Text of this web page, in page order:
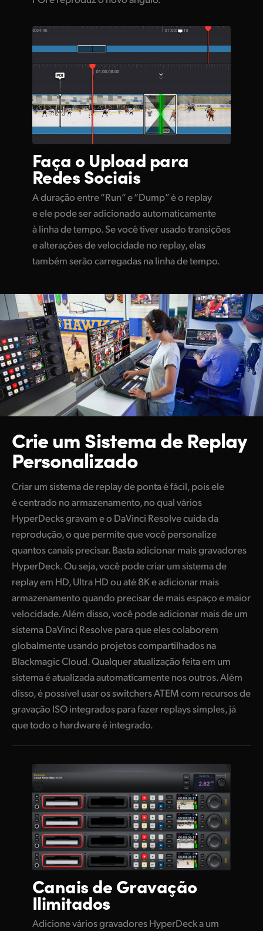
Faça oUploadpara
Redes Sociais
A duração entre “Run” e “Dump” é o replay
e ele pode ser adicionado automaticamente
à linha de tempo. Se você tiver usado transições
e alterações de velocidade no replay, elas
também serão carregadas na linha de tempo.
Crie um Sistema deReplay
Personalizado
Criar um sistema de replay de ponta é fácil, pois ele
é centrado no armazenamento, no qual vários
HyperDecks gravam e o DaVinci Resolve cuida da
reprodução, o que permite que você personalize
quantos canais precisar. Basta adicionar mais gravadores
HyperDeck. Ou seja, você pode criar um sistema de
replay em HD, Ultra HD ou até 8K e adicionar mais
armazenamento quando precisar de mais espaço e maior
velocidade. Além disso, você pode adicionar mais de um
sistema DaVinci Resolve para que eles colaborem
globalmente usando projetos compartilhados na
Blackmagic Cloud. Qualquer atualização feita em um
sistema é atualizada automaticamente nos outros. Além
disso, é possível usar os switchers ATEM com recursos de
gravação ISO integrados para fazer replays simples, já
que todo o hardware é integrado.
Canais deGravação
Ilimitados
Adicione vários gravadores HyperDeck a um